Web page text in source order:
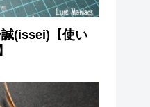
(issei)【使い